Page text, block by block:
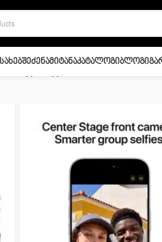
ᲨეძენაᲛიტანაᲙატალოგიᲑლოგი